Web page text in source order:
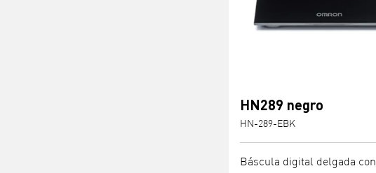
HN289 negro
HN-289-EBK
Báscula digital delgada con